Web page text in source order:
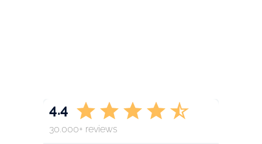
4.4
30.000+ reviews